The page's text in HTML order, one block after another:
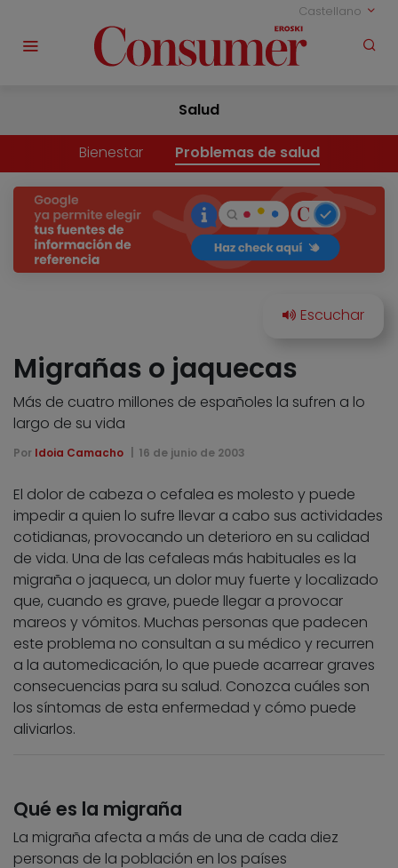
Castellano
Salud
Bienestar Problemas de salud
Migrañas o jaquecas
Más de cuatro millones de españoles la sufren a lo
largo de su vida
Por Idoia Camacho 16 de junio de 2003
El dolor de cabeza o cefalea es molesto y puede
impedir a quien lo sufre llevar a cabo sus actividades
cotidianas, provocando un deterioro en su calidad
de vida. Una de las cefaleas más habituales es la
migraña o jaqueca, un dolor muy fuerte y localizado
que, cuando es grave, puede llegar a provocar
mareos y vómitos. Muchas personas que padecen
este problema no consultan a su médico y recurren
a la automedicación, lo que puede acarrear graves
consecuencias para su salud. Conozca cuáles son
los síntomas de esta enfermedad y cómo puede
aliviarlos.
Qué es la migraña
La migraña afecta a más de una de cada diez
personas de la población en los países